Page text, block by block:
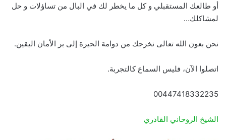
أو طالعك المستقبلي و كل ما يخطر لك في البال من تساؤلات و حل
لمشاكلك…
نحن بعون الله تعالى نخرجك من دوامة الحيرة إلى بر الأمان اليقين.
اتصلوا الآن، فليس السماع كالتجربة.
00447418332235
الشيخ الروحاني القادري